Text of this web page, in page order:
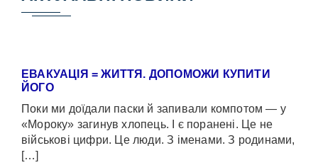
ЕВАКУАЦІЯ = ЖИТТЯ. ДОПОМОЖИ КУПИТИ
ЙОГО
Поки ми доїдали паски й запивали компотом — у
«Мороку» загинув хлопець. І є поранені. Це не
військові цифри. Це люди. З іменами. З родинами,
[…]